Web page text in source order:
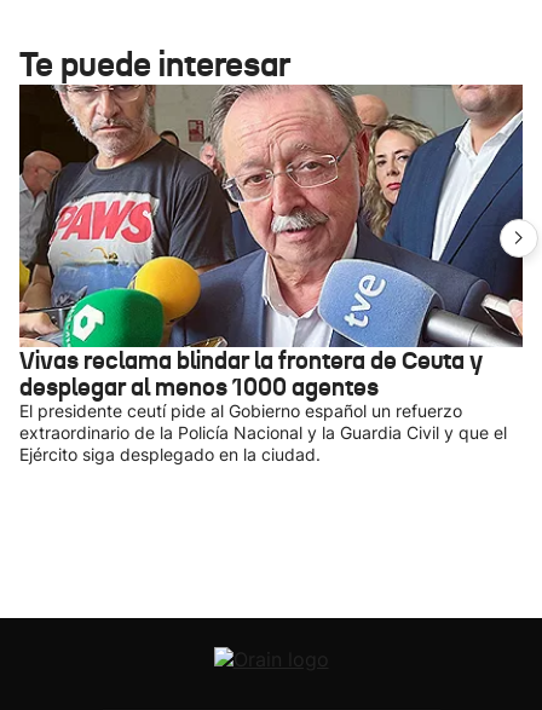
Te puede interesar
Vivas reclama blindar la frontera de Ceuta y
desplegar al menos 1000 agentes
El presidente ceutí pide al Gobierno español un refuerzo
extraordinario de la Policía Nacional y la Guardia Civil y que el
Ejército siga desplegado en la ciudad.